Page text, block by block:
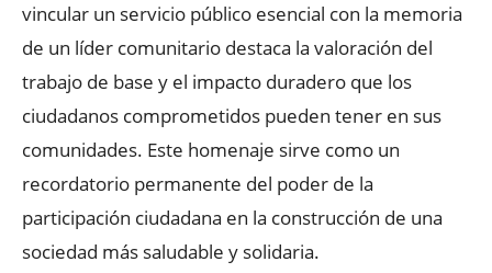
vincular un servicio público esencial con la memoria
de un líder comunitario destaca la valoración del
trabajo de base y el impacto duradero que los
ciudadanos comprometidos pueden tener en sus
comunidades. Este homenaje sirve como un
recordatorio permanente del poder de la
participación ciudadana en la construcción de una
sociedad más saludable y solidaria.